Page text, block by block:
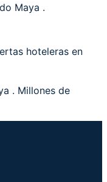
Maya .
hoteleras en
. Millones de